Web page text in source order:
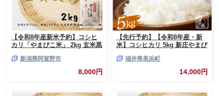
【令和8年産新米予約】コシヒ
カリ「やまびこ米」 2kg 玄米黒
米 精米 農家直送 新潟県 米 こ
め コメ 新米 新米予約 令和8年
度産 10月中旬より順次発送予定
新潟県阿賀野市
8,000円
【先行予約】【令和8年産・新
米】コシヒカリ 5kg 新庄やまび
順次発送予定】特A 白米 こめ
コメ お米 おこめ こしひかり 5
キロ 10キロ おすすめ 選べる配
[m23-a022]
福井県美浜町
14,000円